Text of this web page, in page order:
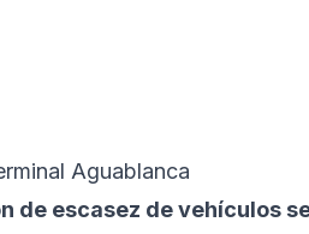
Aguablanca
de escasez de vehículos